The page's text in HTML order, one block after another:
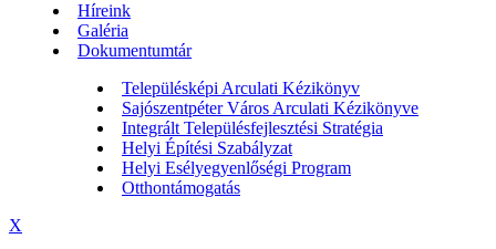
Híreink
Galéria
Dokumentumtár
Településképi Arculati Kézikönyv
Sajószentpéter Város Arculati Kézikönyve
Integrált Településfejlesztési Stratégia
Helyi Építési Szabályzat
Helyi Esélyegyenlőségi Program
Otthontámogatás
X